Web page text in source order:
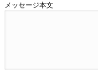
メッセージ本文